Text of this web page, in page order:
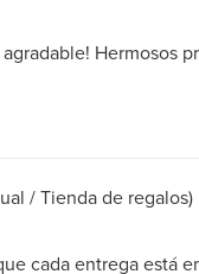
Hermosos
/ Tienda de regalos)
cada entrega está